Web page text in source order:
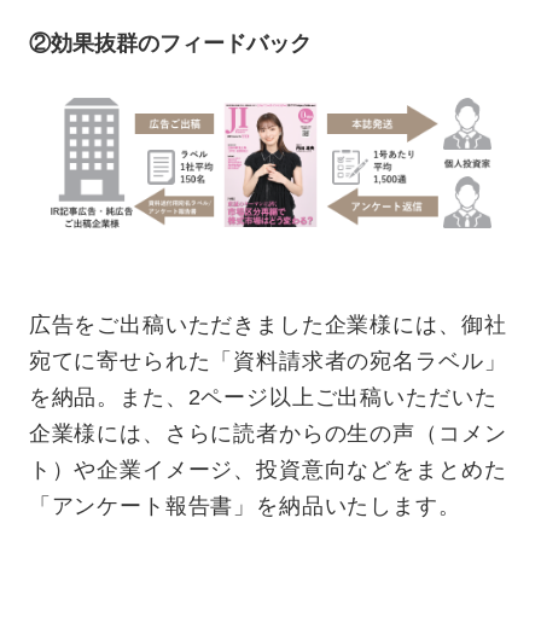
②効果抜群のフィードバック
広告をご出稿いただきました企業様には、御社
宛てに寄せられた「資料請求者の宛名ラベル」
を納品。また、2ページ以上ご出稿いただいた
企業様には、さらに読者からの生の声（コメン
ト）や企業イメージ、投資意向などをまとめた
「アンケート報告書」を納品いたします。